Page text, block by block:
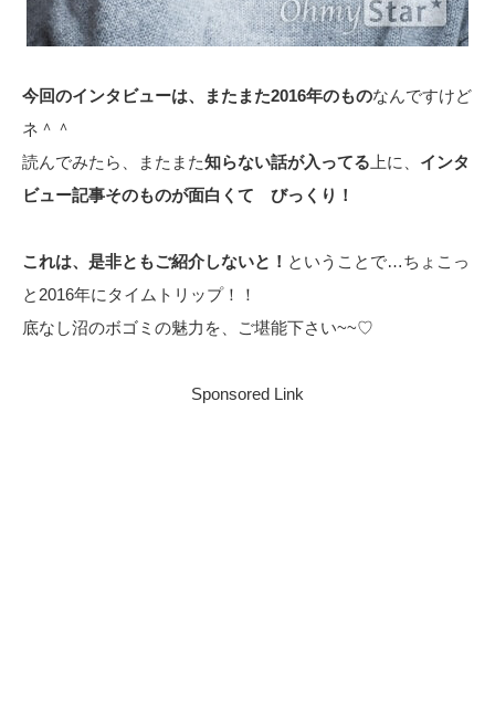
今回のインタビューは、またまた2016年のものなんですけど
ネ＾＾
読んでみたら、またまた知らない話が入ってる 上に、 インタ
ビュー記事そのものが面白くて びっくり！
これは、是非ともご紹介しないと！ ということで…ちょこっ
と2016年にタイムトリップ！！
底なし沼のボゴミの魅力を、ご堪能下さい~~♡
Sponsored Link